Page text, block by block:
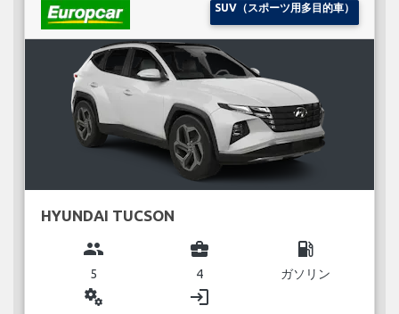
SUV（スポーツ用多目的車）
HYUNDAI TUCSON
group
5
business_center
4
local_gas_station
ガソリン
miscellaneous_services login